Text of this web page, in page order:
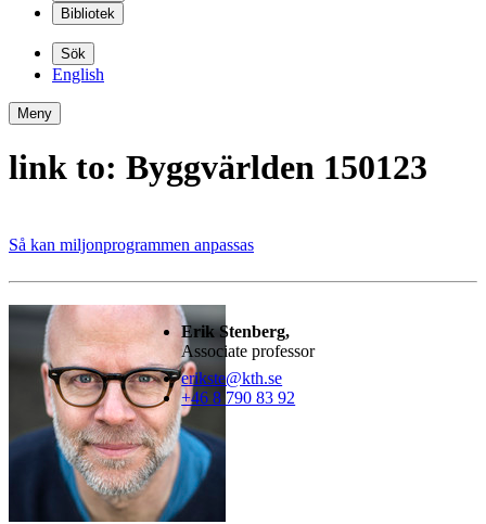
Bibliotek
Sök
English
Meny
link to: Byggvärlden 150123
Så kan miljonprogrammen anpassas
Erik Stenberg,
Associate professor
erikste@kth.se
+46 8 790 83 92